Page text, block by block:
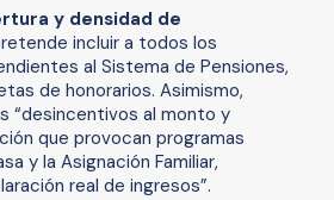
y densidad de
incluir a todos los
al Sistema de Pensiones,
de honorarios. Asimismo,
“desincentivos al monto y
que provocan programas
y la Asignación Familiar,
real de ingresos”.